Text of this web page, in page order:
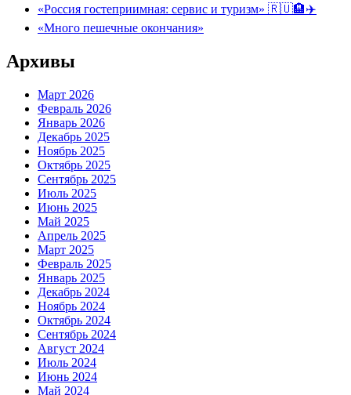
«Россия гостеприимная: сервис и туризм» 🇷🇺🏨✈️
«Много пешечные окончания»
Архивы
Март 2026
Февраль 2026
Январь 2026
Декабрь 2025
Ноябрь 2025
Октябрь 2025
Сентябрь 2025
Июль 2025
Июнь 2025
Май 2025
Апрель 2025
Март 2025
Февраль 2025
Январь 2025
Декабрь 2024
Ноябрь 2024
Октябрь 2024
Сентябрь 2024
Август 2024
Июль 2024
Июнь 2024
Май 2024